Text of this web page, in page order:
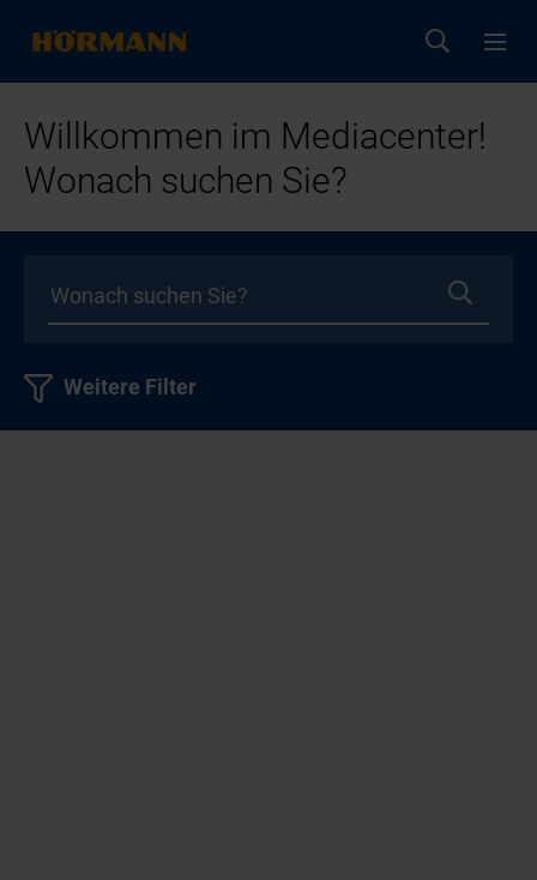
Willkommen im Mediacenter!
Wonach suchen Sie?
Weitere Filter